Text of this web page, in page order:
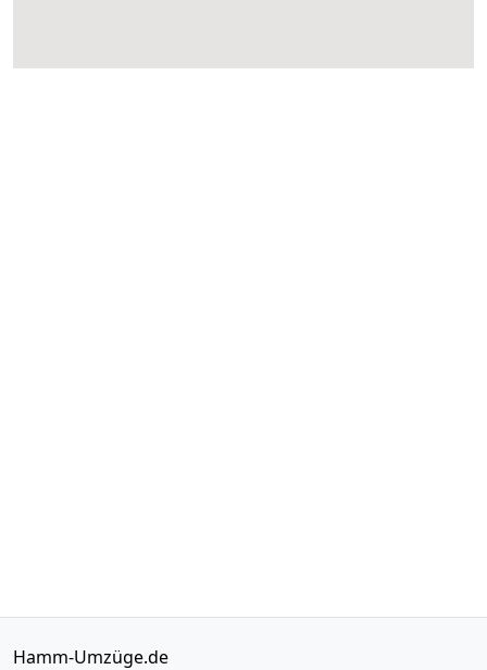
Hamm-Umzüge.de